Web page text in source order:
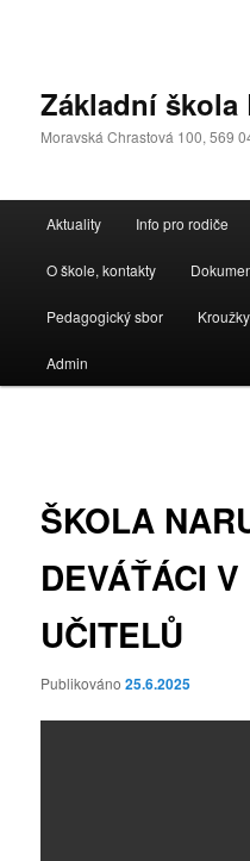
Základní škola
Moravská Chrastová 100, 569
navigační
Aktuality Info pro rodiče
O škole, kontakty
Pedagogický sbor Kroužky
Admin
ŠKOLA
DEVÁŤÁCI
UČITELŮ
Publikováno25.6.2025